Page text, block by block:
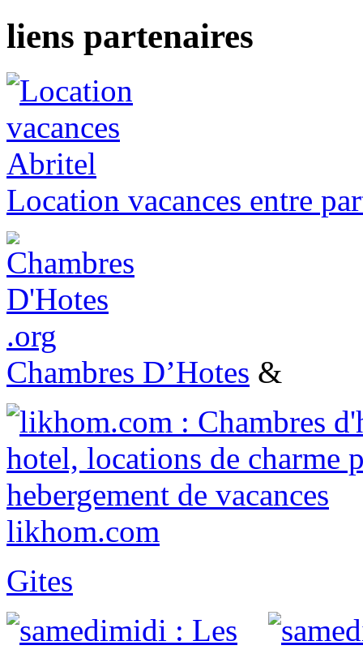
liens partenaires
Location vacances entre
Chambres D’Hotes &
likhom.com
Gites